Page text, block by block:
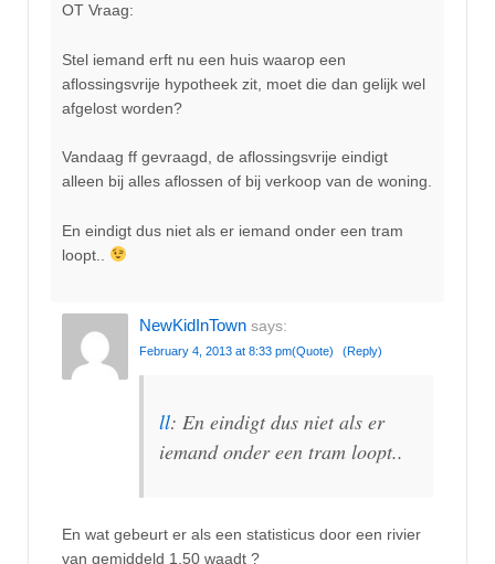
OT Vraag:
Stel iemand erft nu een huis waarop een
aflossingsvrije hypotheek zit, moet die dan gelijk wel
afgelost worden?
Vandaag ff gevraagd, de aflossingsvrije eindigt
alleen bij alles aflossen of bij verkoop van de woning.
En eindigt dus niet als er iemand onder een tram
loopt..
NewKidInTown says:
February 4, 2013 at 8:33 pm(Quote) (Reply)
ll: En eindigt dus niet als er
iemand onder een tram loopt..
En wat gebeurt er als een statisticus door een rivier
van gemiddeld 1,50 waadt ?